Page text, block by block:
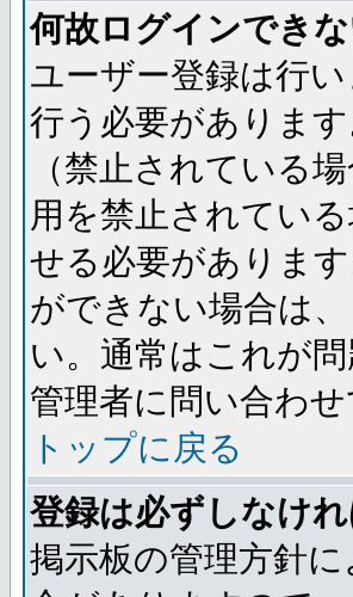
何故ログインでき
ユーザー登録は行
行う必要がありま
（禁止されている
用を禁止されてい
せる必要がありま
ができない場合は
い。通常はこれが
管理者に問い合わ
トップに戻る
登録は必ずしなけ
掲示板の管理方針